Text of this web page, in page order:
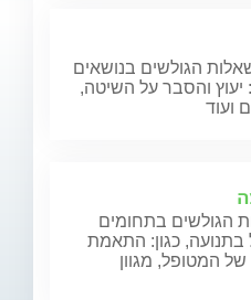
הגולשים בנושאים
יעוץ והסבר על השיטה,
ועוד
הגולשים בתחומים
בתנועה, כגון: התאמת
של המטופל, מגוון